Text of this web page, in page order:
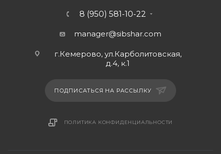
8 (950) 581-10-22
manager@sibshar.com
г.Кемерово, ул.Карболитовская,
д.4, к.1
ПОДПИСАТЬСЯ НА РАССЫЛКУ
ПОЛИТИКА КОНФИДЕНЦИАЛЬНОСТИ